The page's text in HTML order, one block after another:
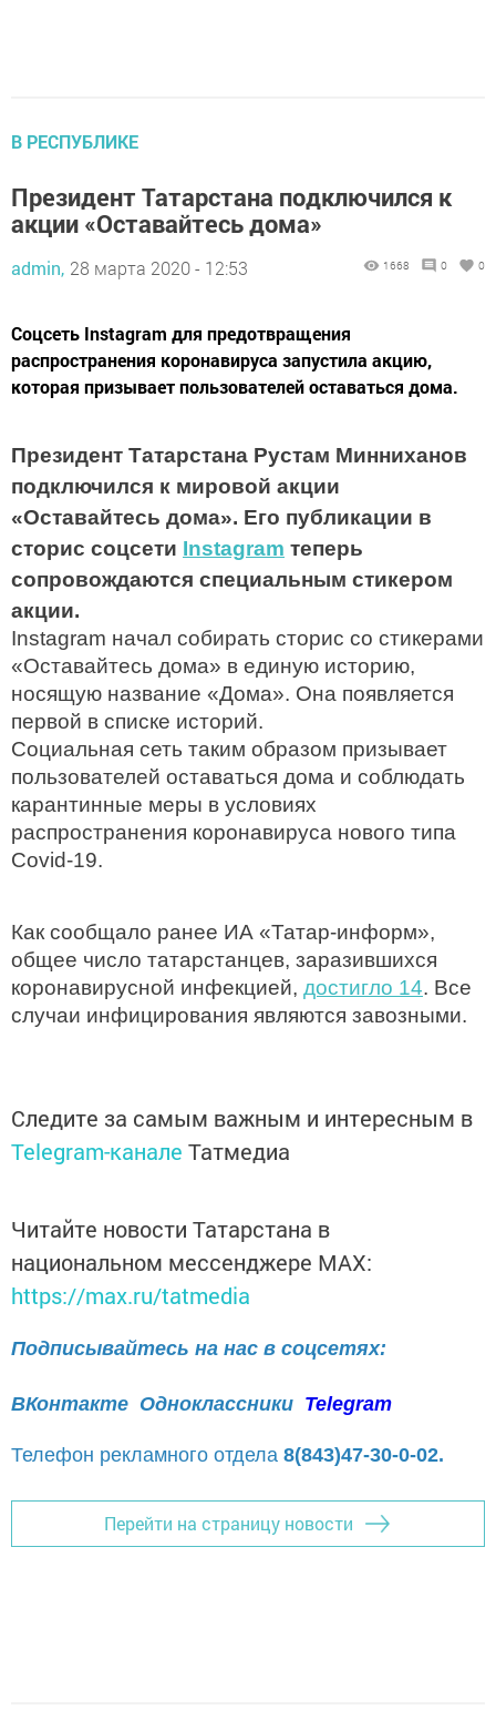
В РЕСПУБЛИКЕ
Президент Татарстана подключился к
акции «Оставайтесь дома»
admin, 28 марта 2020 - 12:53 1668 0 0
​​​​​​​Соцсеть Instagram для предотвращения
распространения коронавируса запустила акцию,
которая призывает пользователей оставаться дома.
Президент Татарстана Рустам Минниханов
подключился к мировой акции
«Оставайтесь дома». Его публикации в
сторис соцсети Instagram теперь
сопровождаются специальным стикером
акции.
Instagram начал собирать сторис со стикерами
«Оставайтесь дома» в единую историю,
носящую название «Дома». Она появляется
первой в списке историй.
Социальная сеть таким образом призывает
пользователей оставаться дома и соблюдать
карантинные меры в условиях
распространения коронавируса нового типа
Covid-19.
Как сообщало ранее ИА «Татар-информ»,
общее число татарстанцев, заразившихся
коронавирусной инфекцией, достигло 14. Все
случаи инфицирования являются завозными.
Следите за самым важным и интересным в
Telegram-канале Татмедиа
Читайте новости Татарстана в
национальном мессенджере MАХ:
https://max.ru/tatmedia
Подписывайтесь на нас в соцсетях:
ВКонтакте Одноклассники Telegram
Телефон рекламного отдела 8(843)47-30-0-02.
Перейти на страницу новости